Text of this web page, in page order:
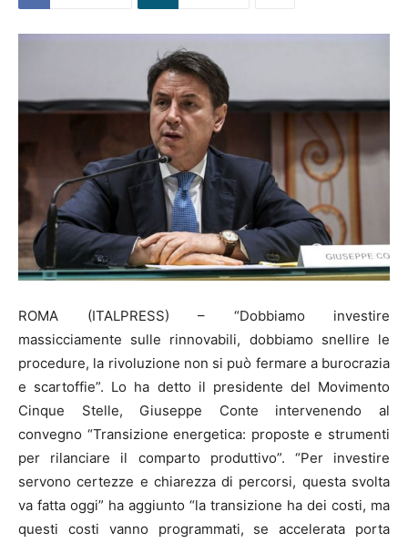
ROMA (ITALPRESS) – “Dobbiamo investire
massicciamente sulle rinnovabili, dobbiamo snellire le
procedure, la rivoluzione non si può fermare a burocrazia
e scartoffie”. Lo ha detto il presidente del Movimento
Cinque Stelle, Giuseppe Conte intervenendo al
convegno “Transizione energetica: proposte e strumenti
per rilanciare il comparto produttivo”. “Per investire
servono certezze e chiarezza di percorsi, questa svolta
va fatta oggi” ha aggiunto “la transizione ha dei costi, ma
questi costi vanno programmati, se accelerata porta